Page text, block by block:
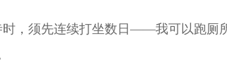
，须先连续打坐数日——我可以跑厕